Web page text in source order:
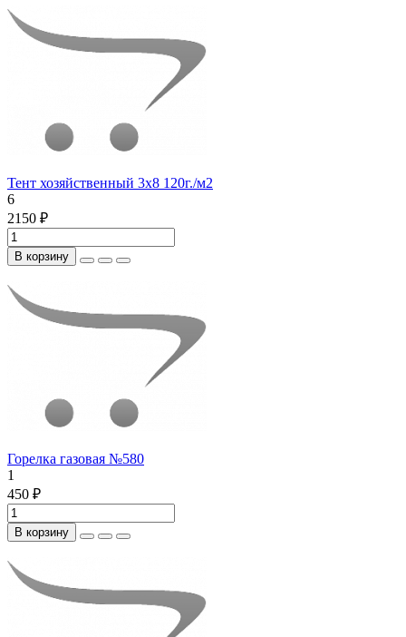
Тент хозяйственный 3х8 120г./м2
6
2150 ₽
В корзину
Горелка газовая №580
1
450 ₽
В корзину